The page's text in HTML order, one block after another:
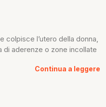
colpisce l’utero della donna,
aderenze o zone incollate
Continua a leggere